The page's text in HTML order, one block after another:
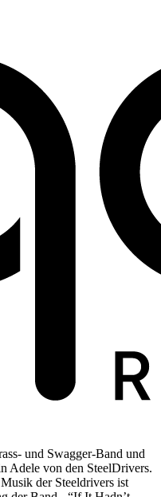
und Swagger-Band und
Adele von den SteelDrivers.
der Steeldrivers ist